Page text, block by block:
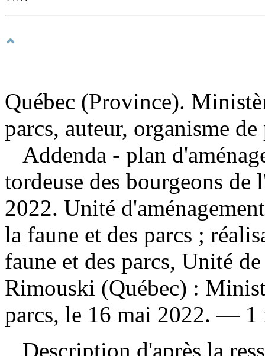
Québec (Province).
parcs, auteur, organisme
Addenda - plan
tordeuse des bourgeons
2022. Unité
la faune et des parcs ;
faune et des parcs, Unité
Rimouski (Québec) :
parcs, le 16 mai 2022. — 1
Description d'après la